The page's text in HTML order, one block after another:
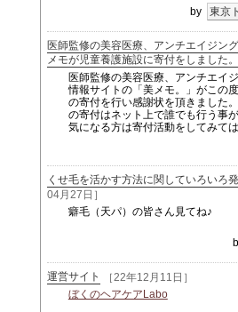
by
東京
医師監修の美容医療、アンチエイジン
メモが児童養護施設に寄付をしました。
医師監修の美容医療、アンチエイ
情報サイトの「美メモ。」がこの
の寄付を行い感謝状を頂きました
の寄付はネット上で誰でも行う事
気になる方は寄付活動をしてみて
くせ毛を活かす方法に関していろいろ
04月27日］
癖毛（天パ）の皆さん見てね♪
運営サイト
［22年12月11日］
ぼくのヘアケアLabo